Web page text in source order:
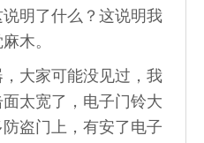
明了什么？这说明我
木。
大家可能没见过，我
太宽了，电子门铃大
盗门上，有安了电子